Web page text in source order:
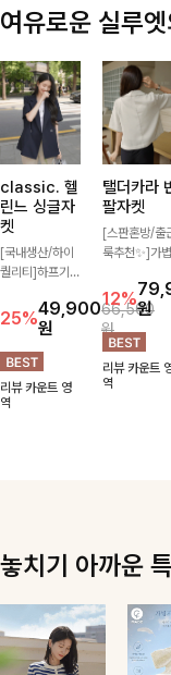
여유로운 실루
classic. 헬
린느 싱글자
켓
[국내생산/하이
퀄리티]하프기
않은 기장으로
클래식이 주는
멋!스탠다드한
핏이 멋스러운,
쾌적하면서 세련
된 무드의 썸머
25%49,900
원
66,500
원
리뷰 카운트 영
역
탤더카라
팔자켓
[스판혼방/출
룩추천✨]가볍
은 반팔 자켓
로, 큼직한 버튼
과 플랩 포켓 디
테일이 캐주얼
면서도 세련된
무드를 완성해
12%원
리뷰 카운트
역
놓치기 아까운